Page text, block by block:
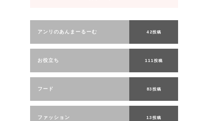
アンリのあんまーるーむ 42投稿
お役立ち 111投稿
フード 83投稿
ファッション 13投稿